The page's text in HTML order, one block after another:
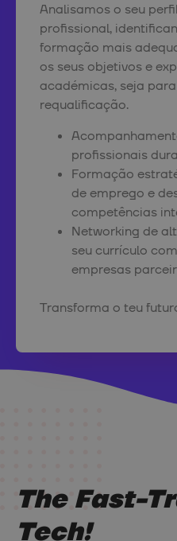
Analisamos o seu
profissional,
formação mais
os seus objetivos e
académicas, seja
requalificação.
profissionais
Formação
de emprego e
competências
Networking de
seu currículo
empresas
Transforma o teu
The Fast-
Tech!